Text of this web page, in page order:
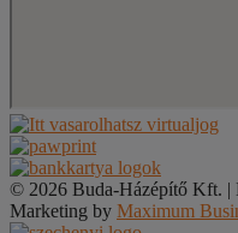
© 2026 Buda-Házépítő Kft. |
Marketing by Maximum